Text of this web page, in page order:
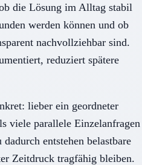
die Lösung im Alltag stabil
werden können und ob
nachvollziehbar sind.
reduziert spätere
lieber ein geordneter
viele parallele Einzelanfragen
entstehen belastbare
Zeitdruck tragfähig bleiben.